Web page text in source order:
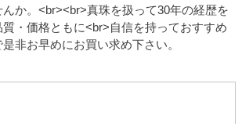
か。<br><br>真珠を扱って30年の経歴を
・価格ともに<br>自信を持っておすすめ
非お早めにお買い求め下さい。